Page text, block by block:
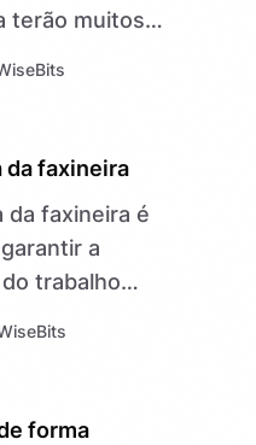
terão muitos
da faxineira
da faxineira é
a
trabalho
faxineira, a
forma